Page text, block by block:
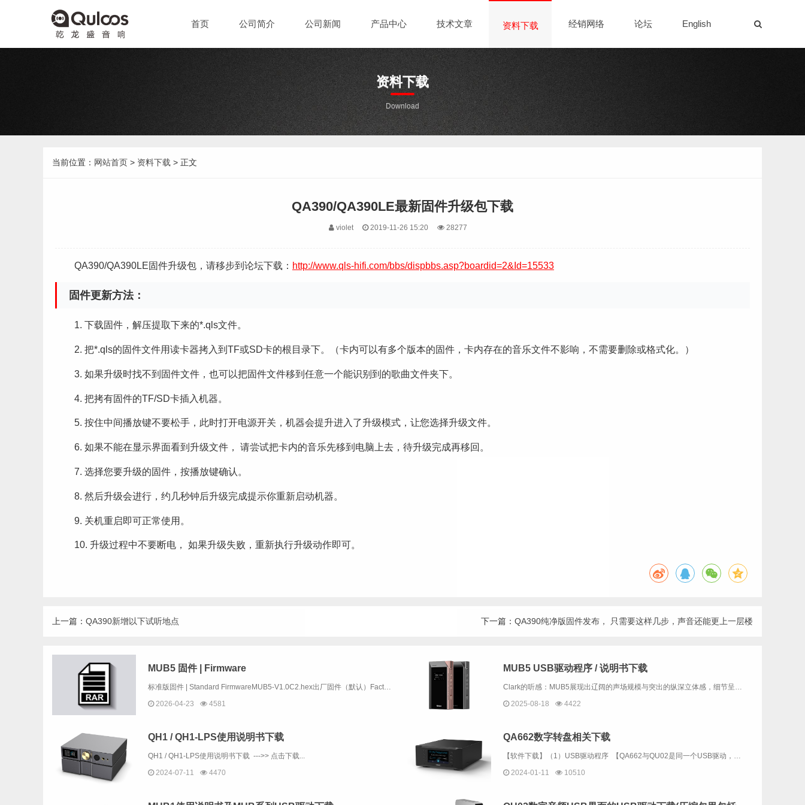
首页 公司简介 公司新闻 产品中心 技术文章 资料下载 经销网络 论坛 English
资料下载
Download
当前位置： 网站首页 > 资料下载 > 正文
QA390/QA390LE最新固件升级包下载
violet 2019-11-26 15:20 28277
QA390/QA390LE固件升级包，请移步到论坛下载： http://www.qls-hifi.com/bbs/dispbbs.asp?boardid=2&Id=15533
固件更新方法：
1. 下载固件，解压提取下来的*.qls文件。
2. 把*.qls的固件文件用读卡器拷入到TF或SD卡的根目录下。（卡内可以有多个版本的固件，卡内存在的音乐文件不影响，不需要删除或格式化。）
3. 如果升级时找不到固件文件，也可以把固件文件移到任意一个能识别到的歌曲文件夹下。
4. 把拷有固件的TF/SD卡插入机器。
5. 按住中间播放键不要松手，此时打开电源开关，机器会提升进入了升级模式，让您选择升级文件。
6. 如果不能在显示界面看到升级文件， 请尝试把卡内的音乐先移到电脑上去，待升级完成再移回。
7. 选择您要升级的固件，按播放键确认。
8. 然后升级会进行，约几秒钟后升级完成提示你重新启动机器。
9. 关机重启即可正常使用。
10. 升级过程中不要断电， 如果升级失败，重新执行升级动作即可。
上一篇： QA390新增以下试听地点 下一篇： QA390纯净版固件发布， 只需要这样几步，声音还能更上一层楼
MUB5 固件 | Firmware
2026-04-23
4581
MUB5 USB驱动程序 / 说明书下载
2025-08-18
4422
QH1 / QH1-LPS使用说明书下载
QH1 / QH1-LPS使用说明书下载 --->> 点击下载...
2024-07-11
4470
QA662数字转盘相关下载
【软件下载】（1）USB驱动程序 【QA662与QU02是同一个USB驱动，已经有安装QU02的驱动就不需要重复下载】（2）意大利amanero官方USB驱动下载 （内容与上一个一样，不同的是：上面的下载链...
2024-01-11
10510